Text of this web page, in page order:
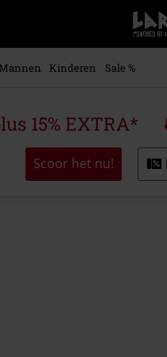
Mannen Kinderen Sale %
15% EXTRA*
Scoor het nu!